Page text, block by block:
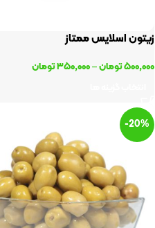
زیتون اسلایس ممتاز
۵۰۰,۰۰۰تومان–۳۵۰,۰۰۰تومان
-20%